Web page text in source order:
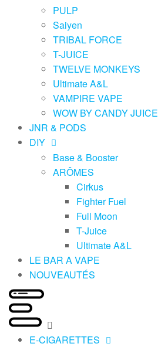
PULP
Saiyen
TRIBAL FORCE
T-JUICE
TWELVE MONKEYS
Ultimate A&L
VAMPIRE VAPE
WOW BY CANDY JUICE
JNR & PODS
DIY
Base & Booster
ARÔMES
Cirkus
Fighter Fuel
Full Moon
T-Juice
Ultimate A&L
LE BAR A VAPE
NOUVEAUTÉS
E-CIGARETTES